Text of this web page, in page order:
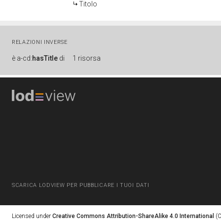
Titolo
RELAZIONI INVERSE
è a-cd:hasTitle di 1 risorsa
SCARICA LODVIEW PER PUBBLICARE I TUOI DATI
Licensed under Creative Commons Attribution-ShareAlike 4.0 International